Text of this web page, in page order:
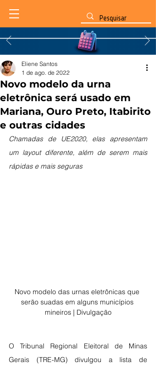
Novo modelo da urna
eletrônica será usado em
Mariana, Ouro Preto, Itabirito
e outras cidades
Eliene Santos
1 de ago. de 2022
Chamadas de UE2020, elas apresentam
um layout diferente, além de serem mais
rápidas e mais seguras
Novo modelo das urnas eletrônicas que
serão suadas em alguns municípios
mineiros | Divulgação
O Tribunal Regional Eleitoral de Minas
Gerais (TRE-MG) divulgou a lista de